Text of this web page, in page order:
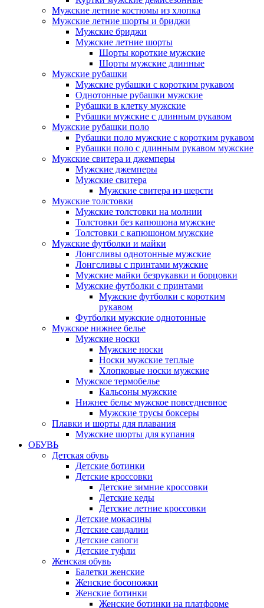
Мужские летние костюмы из хлопка
Мужские летние шорты и бриджи
Мужские бриджи
Мужские летние шорты
Шорты короткие мужские
Шорты мужские длинные
Мужские рубашки
Мужские рубашки с коротким рукавом
Однотонные рубашки мужские
Рубашки в клетку мужские
Рубашки мужские с длинным рукавом
Мужские рубашки поло
Рубашки поло мужские с коротким рукавом
Рубашки поло с длинным рукавом мужские
Мужские свитера и джемперы
Мужские джемперы
Мужские свитера
Мужские свитера из шерсти
Мужские толстовки
Мужские толстовки на молнии
Толстовки без капюшона мужские
Толстовки с капюшоном мужские
Мужские футболки и майки
Лонгсливы однотонные мужские
Лонгсливы с принтами мужские
Мужские майки безрукавки и борцовки
Мужские футболки с принтами
Мужские футболки с коротким
рукавом
Футболки мужские однотонные
Мужское нижнее белье
Мужские носки
Мужские носки
Носки мужские теплые
Хлопковые носки мужские
Мужское термобелье
Кальсоны мужские
Нижнее белье мужское повседневное
Мужские трусы боксеры
Плавки и шорты для плавания
Мужские шорты для купания
ОБУВЬ
Детская обувь
Детские ботинки
Детские кроссовки
Детские зимние кроссовки
Детские кеды
Детские летние кроссовки
Детские мокасины
Детские сандалии
Детские сапоги
Детские туфли
Женская обувь
Балетки женские
Женские босоножки
Женские ботинки
Женские ботинки на платформе